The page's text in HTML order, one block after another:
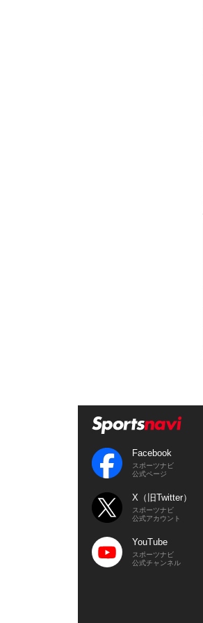
Facebook
スポーツナビ
公式ページ
X（旧Twitter）
スポーツナビ
公式アカウント
YouTube
スポーツナビ
公式チャンネル